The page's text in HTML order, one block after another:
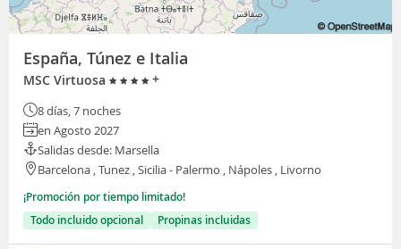
España, Túnez e Italia
MSC Virtuosa +
8 días, 7 noches
en Agosto 2027
Salidas desde: Marsella
Barcelona , Tunez , Sicilia - Palermo , Nápoles , Livorno
¡Promoción por tiempo limitado!
Todo incluido opcional
Propinas incluidas